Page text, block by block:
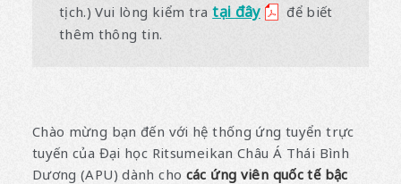
tịch.) Vui lòng kiểm tratại đây
để biết
thêm thông tin.
Chào mừng bạn đến với hệ thống ứng tuyển trực
tuyến của Đại học Ritsumeikan Châu Á Thái Bình
Dương (APU) dành cho các ứng viên quốc tế bậc